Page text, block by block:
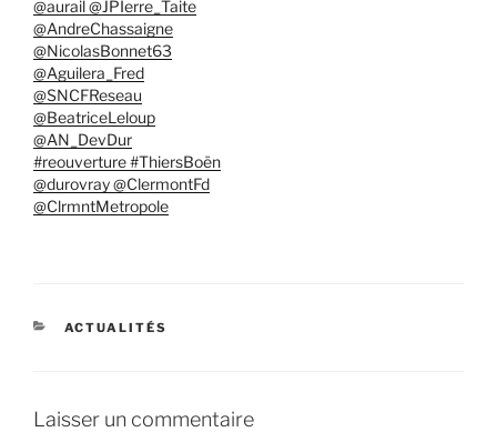
@aurail @JPIerre_Taite
@AndreChassaigne
@NicolasBonnet63
@Aguilera_Fred
@SNCFReseau
@BeatriceLeloup
@AN_DevDur
#reouverture #ThiersBoën
@durovray @ClermontFd
@ClrmntMetropole
CATÉGORIES
ACTUALITÉS
Laisser un commentaire